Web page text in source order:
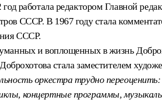
работала редактором Главной
СССР. В 1967 году стала
СССР.
и воплощенных в жизнь
стала заместителем
оркестра трудно
концертные программы,